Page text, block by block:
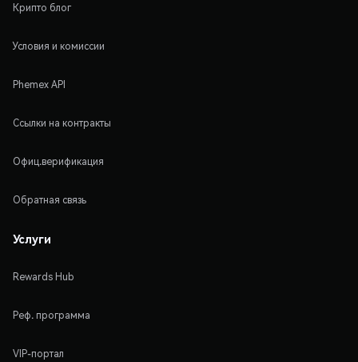
Крипто блог
Условия и комиссии
Phemex API
Ссылки на контракты
Офиц.верификация
Обратная связь
Услуги
Rewards Hub
Реф. программа
VIP-портал